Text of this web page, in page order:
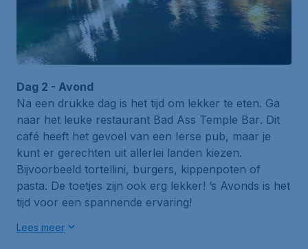
Dag 2 - Avond
Na een drukke dag is het tijd om lekker te eten. Ga
naar het leuke restaurant Bad Ass Temple Bar. Dit
café heeft het gevoel van een Ierse pub, maar je
kunt er gerechten uit allerlei landen kiezen.
Bijvoorbeeld tortellini, burgers, kippenpoten of
pasta. De toetjes zijn ook erg lekker! ’s Avonds is het
tijd voor een spannende ervaring!
Lees meer